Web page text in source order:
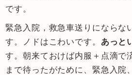
です。
緊急入院，救急車送りにならな
す。ノドはこわいです。 あっと
す。朝来ておけば内服＋点滴で
まで待ったがために、緊急入院